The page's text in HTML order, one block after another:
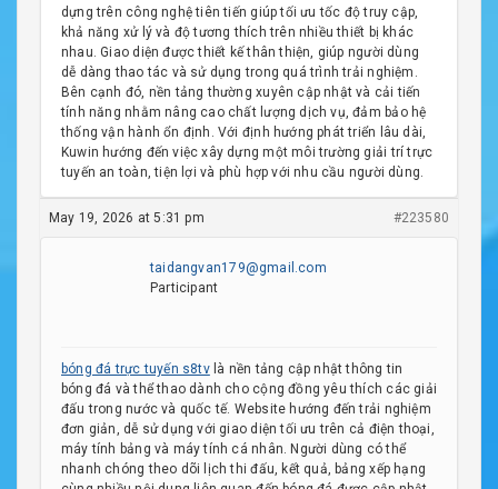
dựng trên công nghệ tiên tiến giúp tối ưu tốc độ truy cập,
khả năng xử lý và độ tương thích trên nhiều thiết bị khác
nhau. Giao diện được thiết kế thân thiện, giúp người dùng
dễ dàng thao tác và sử dụng trong quá trình trải nghiệm.
Bên cạnh đó, nền tảng thường xuyên cập nhật và cải tiến
tính năng nhằm nâng cao chất lượng dịch vụ, đảm bảo hệ
thống vận hành ổn định. Với định hướng phát triển lâu dài,
Kuwin hướng đến việc xây dựng một môi trường giải trí trực
tuyến an toàn, tiện lợi và phù hợp với nhu cầu người dùng.
May 19, 2026 at 5:31 pm #223580
taidangvan179@gmail.com
Participant
bóng đá trực tuyến s8tvlà nền tảng cập nhật thông tin
bóng đá và thể thao dành cho cộng đồng yêu thích các giải
đấu trong nước và quốc tế. Website hướng đến trải nghiệm
đơn giản, dễ sử dụng với giao diện tối ưu trên cả điện thoại,
máy tính bảng và máy tính cá nhân. Người dùng có thể
nhanh chóng theo dõi lịch thi đấu, kết quả, bảng xếp hạng